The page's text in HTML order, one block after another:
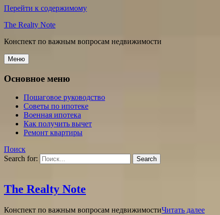
Перейти к содержимому
The Realty Note
Конспект по важным вопросам недвижимости
Меню
Основное меню
Пошаговое руководство
Советы по ипотеке
Военная ипотека
Как получить вычет
Ремонт квартиры
Поиск
Search for:
The Realty Note
Конспект по важным вопросам недвижимостиЧитать далее